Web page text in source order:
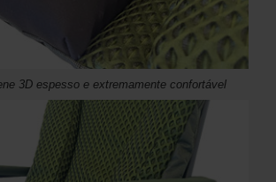
3D espesso e extremamente confortável